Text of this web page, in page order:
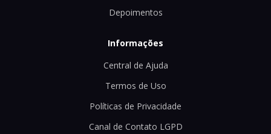
Depoimentos
Informações
Central de Ajuda
Termos de Uso
Políticas de Privacidade
Canal de Contato LGPD